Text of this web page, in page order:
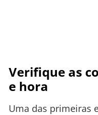
Verifique as
e hora
Uma das primeiras